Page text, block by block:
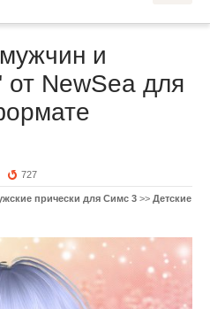
и
NewSea для
727
прически для Симс 3 >> Детские